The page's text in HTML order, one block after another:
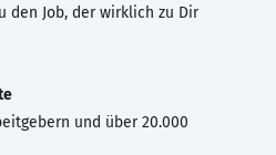
den Job, der wirklich zu Dir
und über 20.000